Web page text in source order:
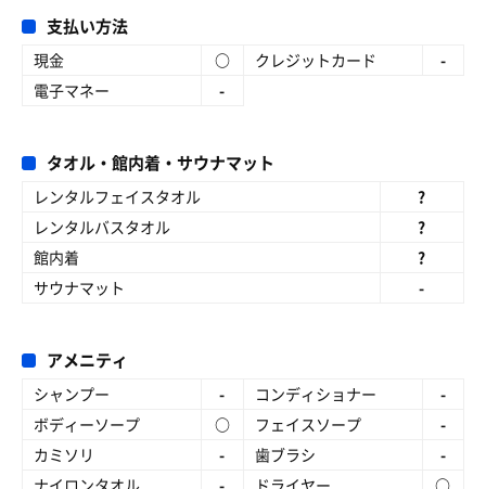
支払い方法
現金 ○ クレジットカード
-
電子マネー
-
タオル・館内着・サウナマット
レンタルフェイスタオル
?
レンタルバスタオル
?
館内着
?
サウナマット
-
アメニティ
シャンプー - コンディショナー
-
ボディーソープ
○ フェイスソープ
-
カミソリ
- 歯ブラシ
-
ナイロンタオル
- ドライヤー
○